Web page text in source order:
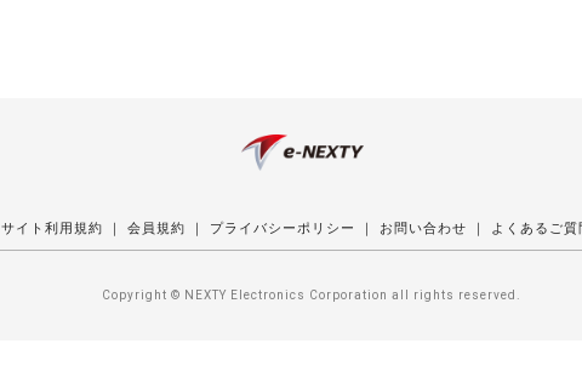
サイト利用規約 ｜ 会員規約 ｜ プライバシーポリシー ｜ お問い合わせ ｜ よくあるご質
Copyright © NEXTY Electronics Corporation all rights reserved.